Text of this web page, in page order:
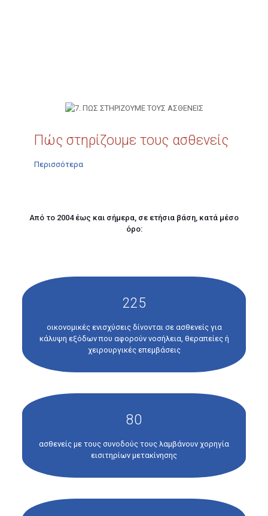
Πώς στηρίζουμε τους ασθενείς
Περισσότερα
Από το 2004 έως και σήμερα, σε ετήσια βάση, κατά μέσο
όρο:
225
οικονομικές ενισχύσεις δίνονται σε ασθενείς για
κάλυψη εξόδων που αφορούν νοσήλεια, θεραπείες ή
χειρουργικές επεμβάσεις
80
ασθενείς με τους συνοδούς τους λαμβάνουν χορηγία
εισιτηρίων μετακίνησης